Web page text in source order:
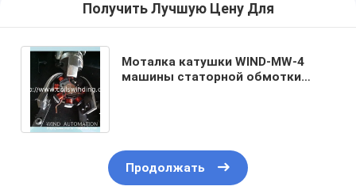
Получить Лучшую Цену Для
Моталка катушки WIND-MW-4
машины статорной обмотки
Продолжать